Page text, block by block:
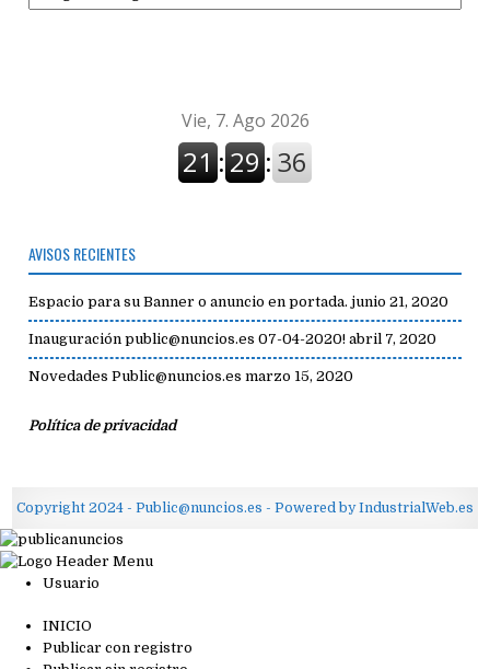
de
AVISOS RECIENTES
Espacio para su Banner o anuncio en portada. junio 21, 2020
Inauguración public@nuncios.es 07-04-2020! abril 7, 2020
Novedades Public@nuncios.es marzo 15, 2020
Política de privacidad
Copyright 2024 - Public@nuncios.es - Powered by IndustrialWeb.es
Usuario
INICIO
Publicar con registro